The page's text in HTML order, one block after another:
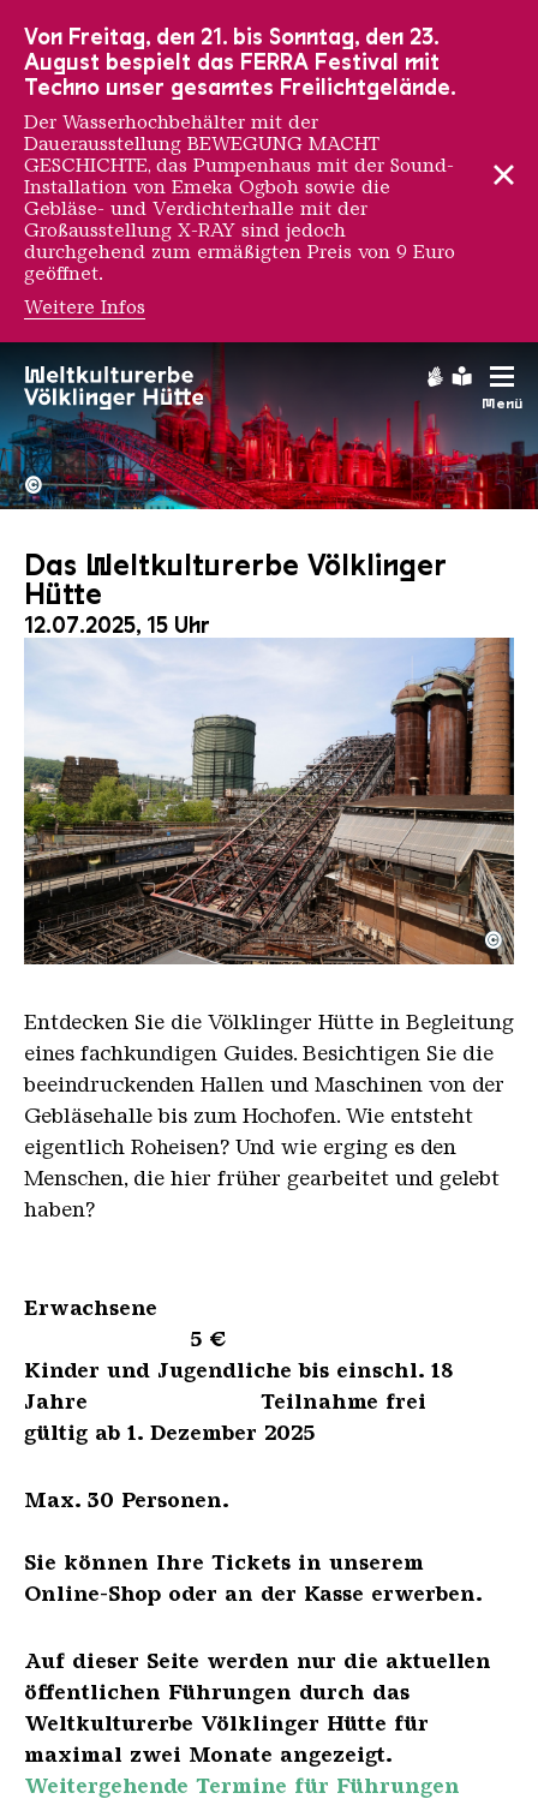
Menü
Hochofengruppe in Rot
Copyright:
©
Das Weltkulturerbe Völklinger
Hütte
12.07.2025, 15 Uhr
Der Erzschrägaufzug der Völklinger Hütte mit
Copyright: Weltkulturerbe Völklinger Hütte | Karl
©
Entdecken Sie die Völklinger Hütte in Begleitung
eines fachkundigen Guides. Besichtigen Sie die
beeindruckenden Hallen und Maschinen von der
Gebläsehalle bis zum Hochofen. Wie entsteht
eigentlich Roheisen? Und wie erging es den
Menschen, die hier früher gearbeitet und gelebt
haben?
Erwachsene
5 €
Kinder und Jugendliche bis einschl. 18
Jahre Teilnahme frei
gültig ab 1. Dezember 2025
Max. 30 Personen.
Sie können Ihre Tickets in unserem
Online-Shop oder an der Kasse erwerben.
Auf dieser Seite werden nur die aktuellen
öffentlichen Führungen durch das
Weltkulturerbe Völklinger Hütte für
maximal zwei Monate angezeigt.
Weitergehende Termine für Führungen
Von Freitag, den 21. bis Sonntag, den 23.
August bespielt das FERRA Festival mit
Techno unser gesamtes Freilichtgelände.
Der Wasserhochbehälter mit der
Dauerausstellung BEWEGUNG MACHT
GESCHICHTE, das Pumpenhaus mit der Sound-
Installation von Emeka Ogboh sowie die
Gebläse- und Verdichterhalle mit der
Großausstellung X-RAY sind jedoch
durchgehend zum ermäßigten Preis von 9 Euro
geöffnet.
Weitere Infos